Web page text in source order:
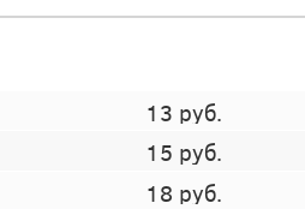
13 руб.
15 руб.
18 руб.